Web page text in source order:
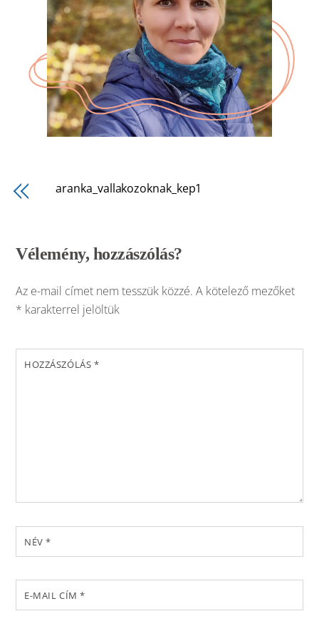
aranka_vallakozoknak_kep1
Vélemény, hozzászólás?
Az e-mail címet nem tesszük közzé. A kötelező mezőket
* karakterrel jelöltük
HOZZÁSZÓLÁS *
NÉV*
E-MAIL CÍM*